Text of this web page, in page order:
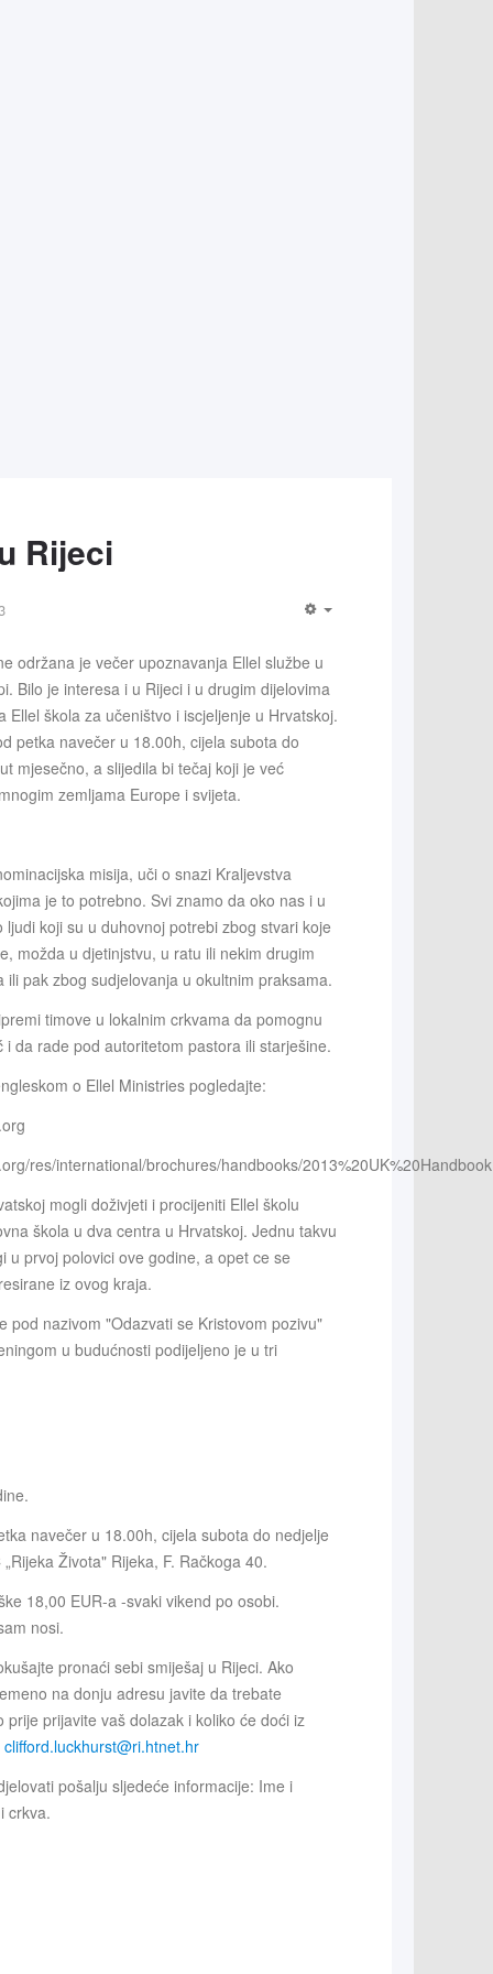
Rijeci
održana je večer upoznavanja Ellel službe u
Bilo je interesa i u Rijeci i u drugim dijelovima
Ellel škola za učeništvo i iscjeljenje u Hrvatskoj.
petka navečer u 18.00h, cijela subota do
mjesečno, a slijedila bi tečaj koji je već
zemljama Europe i svijeta.
misija, uči o snazi Kraljevstva
je to potrebno. Svi znamo da oko nas i u
koji su u duhovnoj potrebi zbog stvari koje
možda u djetinjstvu, u ratu ili nekim drugim
ili pak zbog sudjelovanja u okultnim praksama.
timove u lokalnim crkvama da pomognu
da rade pod autoritetom pastora ili starješine.
o Ellel Ministries pogledajte:
res/international/brochures/handbooks/
mogli doživjeti i procijeniti Ellel školu
škola u dva centra u Hrvatskoj. Jednu takvu
u prvoj polovici ove godine, a opet ce se
iz ovog kraja.
pod nazivom "Odazvati se Kristovom pozivu"
u budućnosti podijeljeno je u tri
navečer u 18.00h, cijela subota do nedjelje
Života" Rijeka, F. Račkoga 40.
18,00 EUR-a -svaki vikend po osobi.
nosi.
pronaći sebi smiješaj u Rijeci. Ako
na donju adresu javite da trebate
prije prijavite vaš dolazak i koliko će doći iz
clifford.luckhurst@ri.htnet.hr
pošalju sljedeće informacije: Ime i
crkva.